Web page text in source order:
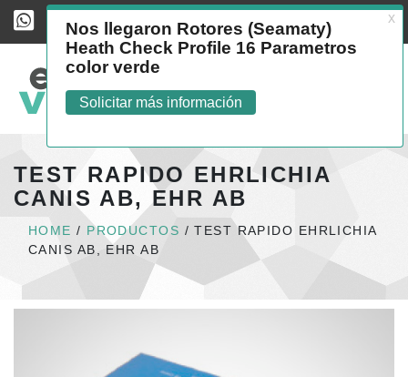
Easy Vet, volver al home
TEST RAPIDO EHRLICHIA
CANIS AB, EHR AB
HOME / PRODUCTOS /TEST RAPIDO EHRLICHIA
CANIS AB, EHR AB